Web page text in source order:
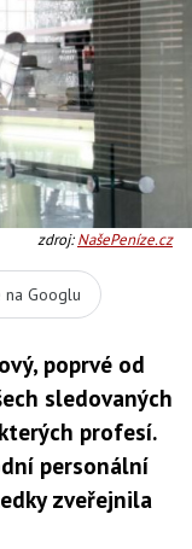
zdroj:NašePeníze.cz
Googlu
poprvé od
sledovaných
profesí.
personální
zveřejnila